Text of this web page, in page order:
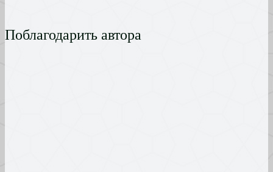
Поблагодарить автора